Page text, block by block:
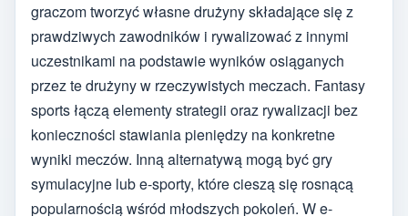
graczom tworzyć własne drużyny składające się z
prawdziwych zawodników i rywalizować z innymi
uczestnikami na podstawie wyników osiąganych
przez te drużyny w rzeczywistych meczach. Fantasy
sports łączą elementy strategii oraz rywalizacji bez
konieczności stawiania pieniędzy na konkretne
wyniki meczów. Inną alternatywą mogą być gry
symulacyjne lub e-sporty, które cieszą się rosnącą
popularnością wśród młodszych pokoleń. W e-